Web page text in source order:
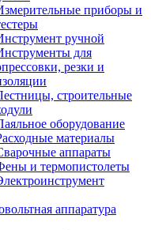
приборы и
ручной
для
резки и
строительные
оборудование
материалы
аппараты
и термопистолеты
аппаратура